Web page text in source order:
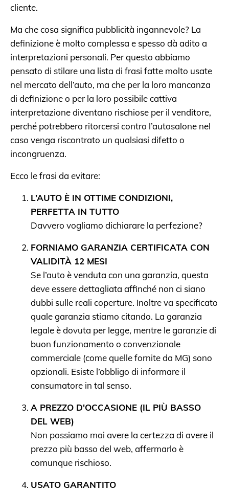
cliente.
Ma che cosa significa pubblicità ingannevole? La
definizione è molto complessa e spesso dà adito a
interpretazioni personali. Per questo abbiamo
pensato di stilare una lista di frasi fatte molto usate
nel mercato dell’auto, ma che per la loro mancanza
di definizione o per la loro possibile cattiva
interpretazione diventano rischiose per il venditore,
perché potrebbero ritorcersi contro l’autosalone nel
caso venga riscontrato un qualsiasi difetto o
incongruenza.
Ecco le frasi da evitare:
L’AUTO È IN OTTIME CONDIZIONI,
PERFETTA IN TUTTO
Davvero vogliamo dichiarare la perfezione?
FORNIAMO GARANZIA CERTIFICATA CON
VALIDITÀ 12 MESI
Se l’auto è venduta con una garanzia, questa
deve essere dettagliata affinché non ci siano
dubbi sulle reali coperture. Inoltre va specificato
quale garanzia stiamo citando. La garanzia
legale è dovuta per legge, mentre le garanzie di
buon funzionamento o convenzionale
commerciale (come quelle fornite da MG) sono
opzionali. Esiste l’obbligo di informare il
consumatore in tal senso.
A PREZZO D'OCCASIONE (IL PIÙ BASSO
DEL WEB)
Non possiamo mai avere la certezza di avere il
prezzo più basso del web, affermarlo è
comunque rischioso.
USATO GARANTITO